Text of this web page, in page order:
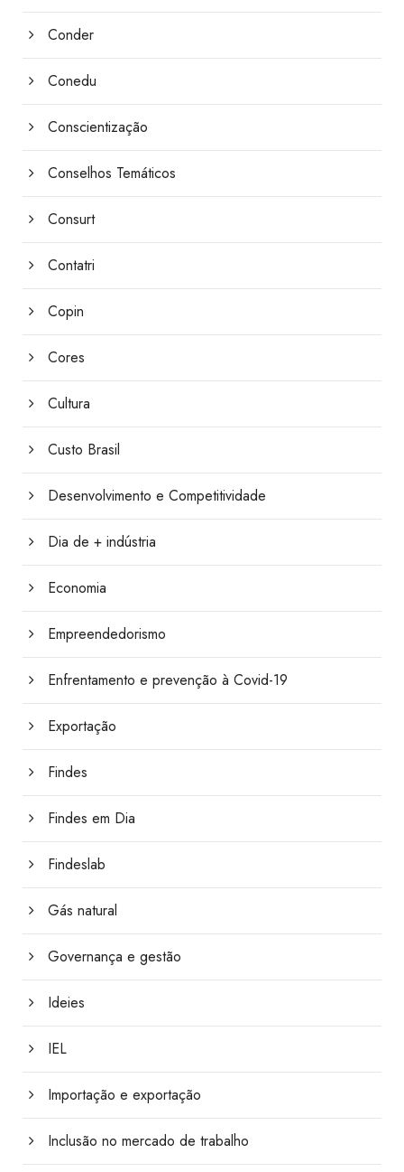
Conder
Conedu
Conscientização
Conselhos Temáticos
Consurt
Contatri
Copin
Cores
Cultura
Custo Brasil
Desenvolvimento e Competitividade
Dia de + indústria
Economia
Empreendedorismo
Enfrentamento e prevenção à Covid-19
Exportação
Findes
Findes em Dia
Findeslab
Gás natural
Governança e gestão
Ideies
IEL
Importação e exportação
Inclusão no mercado de trabalho